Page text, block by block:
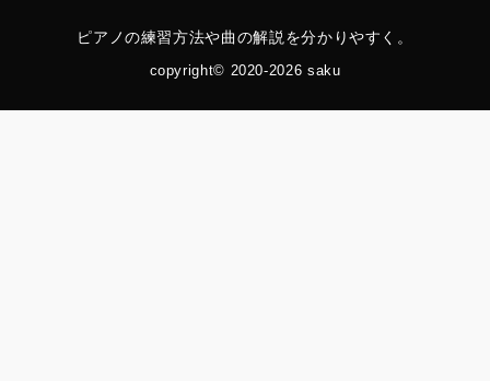
ピアノの練習方法や曲の解説を分かりやすく。
copyright© 2020-2026 saku